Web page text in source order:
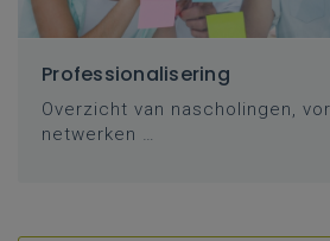
Professionalisering
Overzicht van nascholingen,
netwerken …